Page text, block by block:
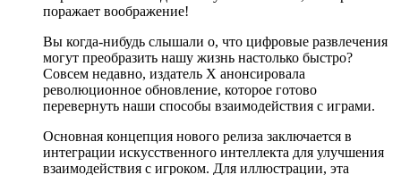
поражает воображение!
Вы когда-нибудь слышали о, что цифровые развлечения
могут преобразить нашу жизнь настолько быстро?
Совсем недавно, издатель X анонсировала
революционное обновление, которое готово
перевернуть наши способы взаимодействия с играми.
Основная концепция нового релиза заключается в
интеграции искусственного интеллекта для улучшения
взаимодействия с игроком. Для иллюстрации, эта